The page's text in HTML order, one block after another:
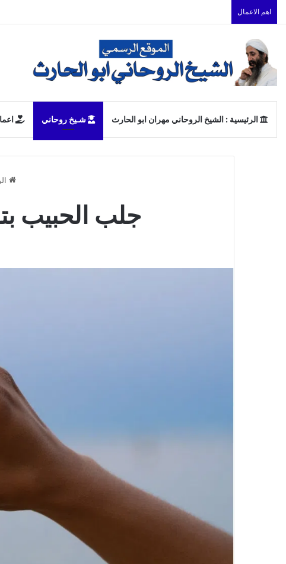
اهم الاعمال
الرئيسية : الشيخ الروحاني مهران ابو الحارث شـيخ روحاني
جلب الحبيب